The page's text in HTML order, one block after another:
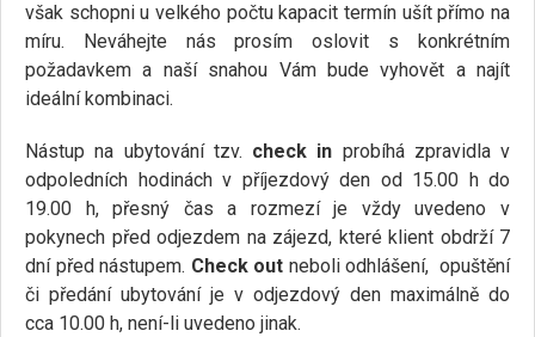
však schopni u velkého počtu kapacit termín ušít přímo na
míru. Neváhejte nás prosím oslovit s konkrétním
požadavkem a naší snahou Vám bude vyhovět a najít
ideální kombinaci.
Nástup na ubytování tzv. check in probíhá zpravidla v
odpoledních hodinách v příjezdový den od 15.00 h do
19.00 h, přesný čas a rozmezí je vždy uvedeno v
pokynech před odjezdem na zájezd, které klient obdrží 7
dní před nástupem. Check out neboli odhlášení, opuštění
či předání ubytování je v odjezdový den maximálně do
cca 10.00 h, není-li uvedeno jinak.